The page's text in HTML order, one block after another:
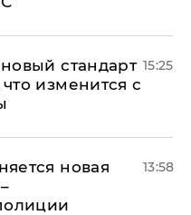
стандарт
изменится с
15:25
новая
13:58